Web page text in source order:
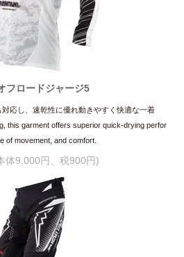
フロードジャージ5
応し、速乾性に優れ動きやすく快適な一着
this garment offers superior quick-drying perfor
of movement, and comfort.
体9,000円、税900円)